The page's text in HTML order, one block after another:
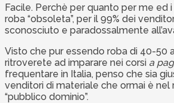
Facile. Perchè per quanto per me ed
roba “obsoleta”, per il 99% dei
sconosciuto e paradossalmente
Visto che pur essendo roba di 40-50
ritroverete ad imparare nei corsi a
frequentare in Italia, penso che sia
venditori di materiale che ormai è
“pubblico dominio”.